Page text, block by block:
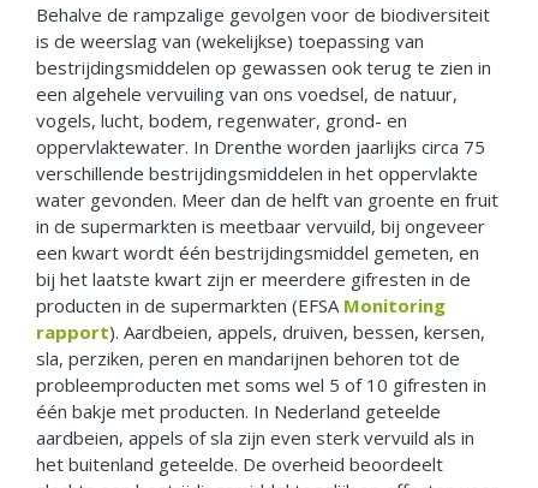
Behalve de rampzalige gevolgen voor de biodiversiteit
is de weerslag van (wekelijkse) toepassing van
bestrijdingsmiddelen op gewassen ook terug te zien in
een algehele vervuiling van ons voedsel, de natuur,
vogels, lucht, bodem, regenwater, grond- en
oppervlaktewater. In Drenthe worden jaarlijks circa 75
verschillende bestrijdingsmiddelen in het oppervlakte
water gevonden. Meer dan de helft van groente en fruit
in de supermarkten is meetbaar vervuild, bij ongeveer
een kwart wordt één bestrijdingsmiddel gemeten, en
bij het laatste kwart zijn er meerdere gifresten in de
producten in de supermarkten (EFSA Monitoring
rapport). Aardbeien, appels, druiven, bessen, kersen,
sla, perziken, peren en mandarijnen behoren tot de
probleemproducten met soms wel 5 of 10 gifresten in
één bakje met producten. In Nederland geteelde
aardbeien, appels of sla zijn even sterk vervuild als in
het buitenland geteelde. De overheid beoordeelt